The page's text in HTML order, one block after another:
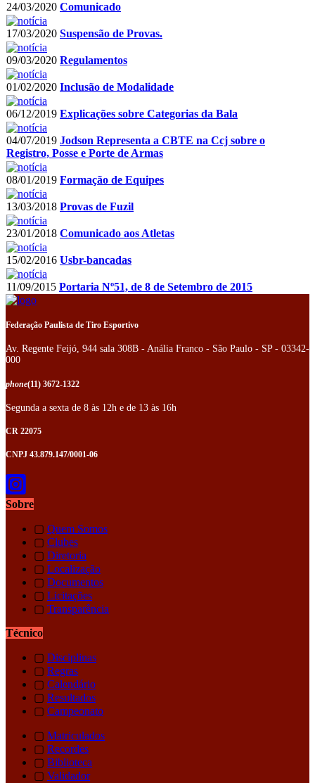
24/03/2020 Comunicado
17/03/2020 Suspensão de Provas.
09/03/2020 Regulamentos
01/02/2020 Inclusão de Modalidade
06/12/2019 Explicações sobre Categorias da Bala
04/07/2019 Jodson Representa a CBTE na Ccj sobre o
Registro, Posse e Porte de Armas
08/01/2019 Formação de Equipes
13/03/2018 Provas de Fuzil
23/01/2018 Comunicado aos Atletas
15/02/2016 Usbr-bancadas
11/09/2015 Portaria Nº51, de 8 de Setembro de 2015
Federação Paulista de Tiro Esportivo
Av. Regente Feijó, 944 sala 308B - Anália Franco - São Paulo - SP - 03342-
000
phone(11) 3672-1322
Segunda a sexta de 8 às 12h e de 13 às 16h
CR 22075
CNPJ 43.879.147/0001-06
Sobre
▢ Quem Somos
▢ Clubes
▢ Diretoria
▢ Localização
▢ Documentos
▢ Licitações
▢ Transparência
Técnico
▢ Disciplinas
▢ Regras
▢ Calendário
▢ Resultados
▢ Campeonato
▢ Matriculados
▢ Recordes
▢ Biblioteca
▢ Validador